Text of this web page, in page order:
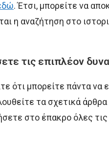
. Έτσι, μπορείτε να
η αναζήτηση στο
τις επιπλέον
ότι μπορείτε πάντα να
τα σχετικά
στο έπακρο όλες